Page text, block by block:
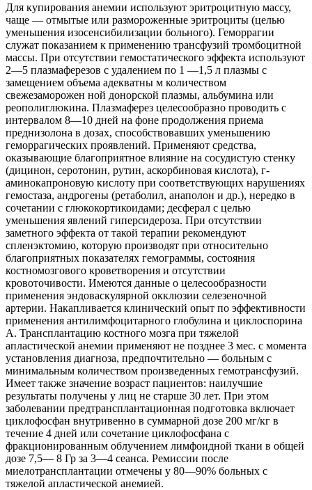
Для купирования анемии используют эритроцитную массу,
чаще — отмытые или размороженные эритроциты (целью
уменьшения изосенсибилизации больного). Геморрагии
служат показанием к применению трансфузий тромбоцитной
массы. При отсутствии гемостатического эффекта используют
2—5 плазмаферезов с удалением по 1 —1,5 л плазмы с
замещением объема адекватны м количеством
свежезаморожен ной донорской плазмы, альбумина или
реополиглюкина. Плазмаферез целесообразно проводить с
интервалом 8—10 дней на фоне продолжения приема
преднизолона в дозах, способствовавших уменьшению
геморрагических проявлений. Применяют средства,
оказывающие благоприятное влияние на сосудистую стенку
(дицинон, серотонин, рутин, аскорбиновая кислота), г-
аминокапроновую кислоту при соответствующих нарушениях
гемостаза, андрогены (ретаболил, анаполон и др.), нередко в
сочетании с глюкокортикоидами; десферал с целью
уменьшения явлений гиперсидероза. При отсутствии
заметного эффекта от такой терапии рекомендуют
спленэктомию, которую производят при относительно
благоприятных показателях гемограммы, состояния
костномозгового кроветворения и отсутствии
кровоточивости. Имеются данные о целесообразности
применения эндоваскулярной окклюзии селезеночной
артерии. Накапливается клинический опыт по эффективности
применения антилимфоцитарного глобулина и циклоспорина
А. Трансплантацию костного мозга при тяжелой
апластической анемии применяют не позднее 3 мес. с момента
установления диагноза, предпочтительно — больным с
минимальным количеством произведенных гемотрансфузий.
Имеет также значение возраст пациентов: наилучшие
результаты получены у лиц не старше 30 лет. При этом
заболевании предтрансплантационная подготовка включает
циклофосфан внутривенно в суммарной дозе 200 мг/кг в
течение 4 дней или сочетание циклофосфана с
фракционированным облучением лимфоидной ткани в общей
дозе 7,5— 8 Гр за 3—4 сеанса. Ремиссии после
миелотрансплантации отмечены у 80—90% больных с
тяжелой апластической анемией.